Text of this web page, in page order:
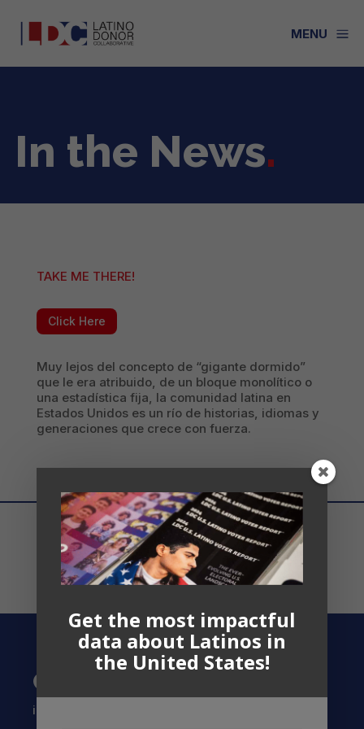
a
MENU
In the News.
TAKE ME THERE!
Click Here
Muy lejos del concepto de “gigante dormido”
que le era atribuido, de un bloque monolítico o
una estadística fija, la comunidad latina en
Estados Unidos es un río de historias, idiomas y
generaciones que crece con fuerza.
Contact US
info@latinocollaborative.org
Get the most impactful
data about Latinos in
the United States!